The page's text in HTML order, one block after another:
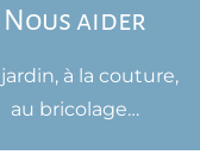
Nous aider
à la couture,
au bricolage…